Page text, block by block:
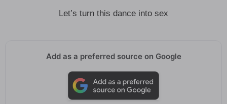
Let’s turn this dance into sex
Add as a preferred source on Google